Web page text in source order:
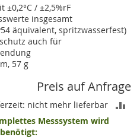
±0,2°C / ±2,5%rF
insgesamt
äquivalent, spritzwasserfest)
auch für
57 g
Preis auf Anfrage
nicht mehr lieferbar
Messsystem wird